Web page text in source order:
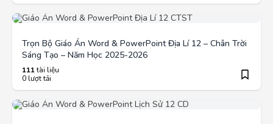
Trọn Bộ Giáo Án Word & PowerPoint Địa Lí 12 – Chân Trời
Sáng Tạo – Năm Học 2025-2026
111tài liệu
0 lượt tải